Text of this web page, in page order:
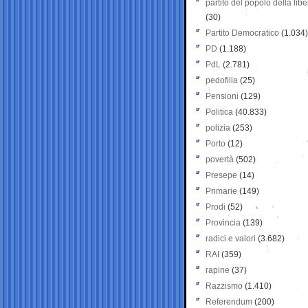
partito del popolo della
(30)
Partito Democratico (1.034)
PD (1.188)
PdL (2.781)
pedofilia (25)
Pensioni (129)
Politica (40.833)
polizia (253)
Porto (12)
povertà (502)
Presepe (14)
Primarie (149)
Prodi (52)
Provincia (139)
radici e valori (3.682)
RAI (359)
rapine (37)
Razzismo (1.410)
Referendum (200)